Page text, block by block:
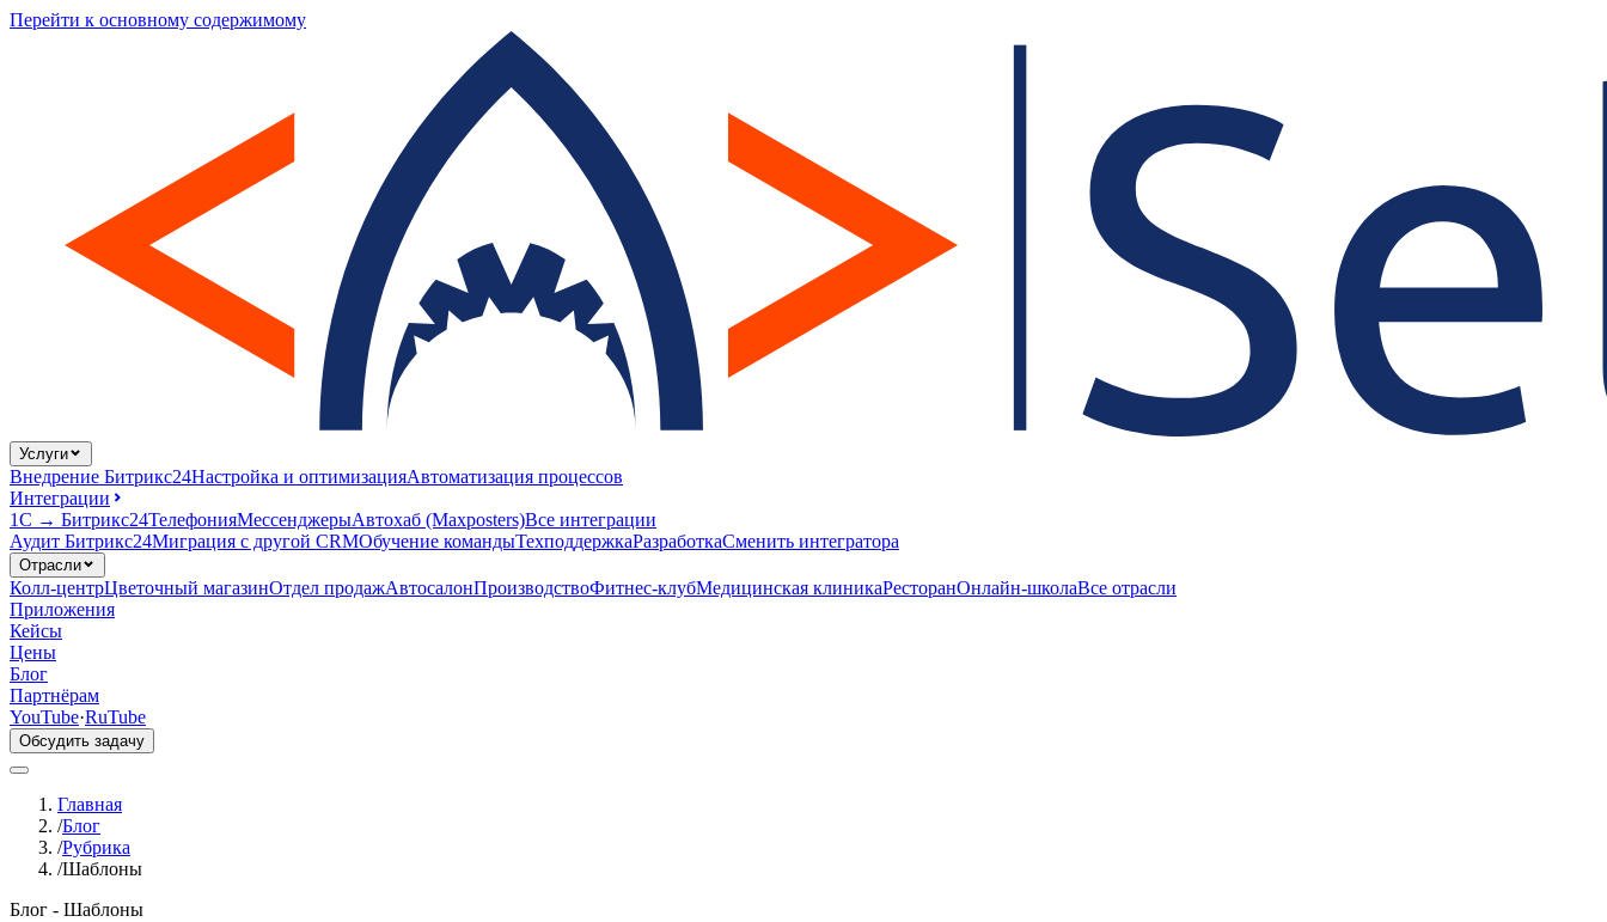
Перейти к основному содержимому
Услуги
Внедрение Битрикс24Настройка и оптимизацияАвтоматизация процессов
Интеграции
1С → Битрикс24ТелефонияМессенджерыАвтохаб (Maxposters)Все интеграции
Аудит Битрикс24Миграция с другой CRMОбучение командыТехподдержкаРазработкаСменить интегратора
Отрасли
Колл-центрЦветочный магазинОтдел продажАвтосалонПроизводствоФитнес-клубМедицинская клиникаРесторанОнлайн-школаВсе отрасли
Приложения
Кейсы
Цены
Блог
Партнёрам
YouTube·RuTube
Обсудить задачу
Главная
/Блог
/Рубрика
/Шаблоны
Блог - Шаблоны